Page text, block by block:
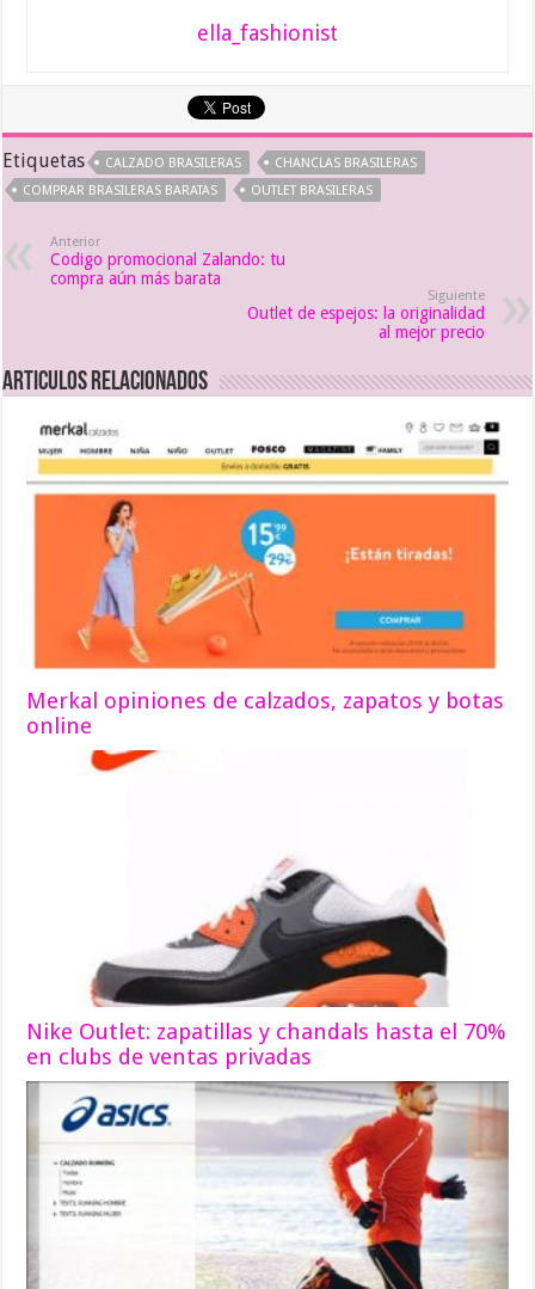
ella_fashionist
Etiquetas CALZADO BRASILERAS
CHANCLAS BRASILERAS
COMPRAR BRASILERAS BARATAS
OUTLET BRASILERAS
Anterior
Codigo promocional Zalando: tu
compra aún más barata
Siguiente
Outlet de espejos: la originalidad
al mejor precio
Articulos relacionados
Merkal opiniones de calzados, zapatos y botas
online
Nike Outlet: zapatillas y chandals hasta el 70%
en clubs de ventas privadas